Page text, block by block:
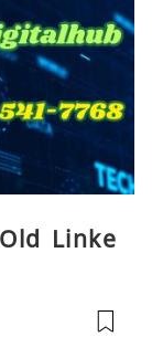
Linke